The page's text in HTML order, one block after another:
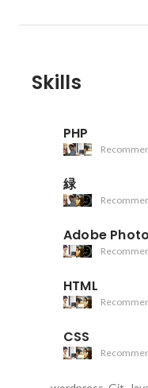
Skills
PHP
緑
Adobe
HTML
CSS